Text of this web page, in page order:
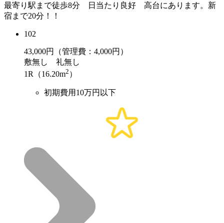
最寄り駅まで徒歩8分 日当たり良好 高台にあります。新
宿まで20分！！
102
43,000円（管理費：4,000円）
敷無し 礼無し
1R（16.20m2 ）
初期費用10万円以下